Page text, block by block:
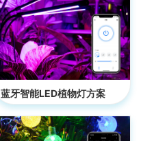
蓝牙智能LED植物灯方案